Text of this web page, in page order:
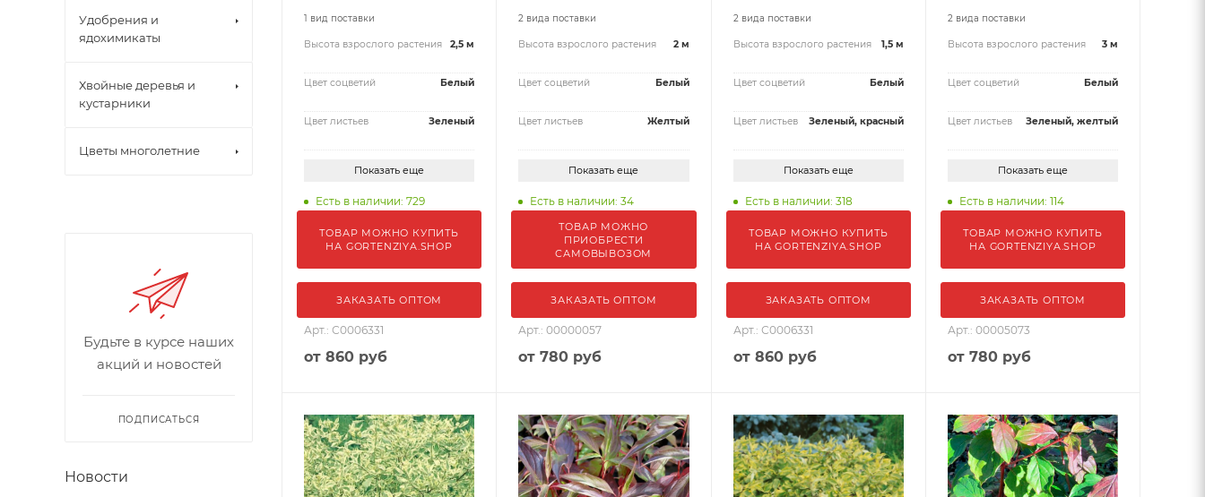
1 вид поставки
Высота взрослого растения 2,5 м
Цвет соцветий Белый
Цвет листьев Зеленый
Показать еще
Есть в наличии: 729
ТОВАР МОЖНО КУПИТЬ
НА GORTENZIYA.SHOP
ЗАКАЗАТЬ ОПТОМ
Арт.: С0006331
от 860 руб
2 вида поставки
Высота взрослого растения 2 м
Цвет соцветий Белый
Цвет листьев Желтый
Показать еще
Есть в наличии: 34
ТОВАР МОЖНО
ПРИОБРЕСТИ
САМОВЫВОЗОМ
ЗАКАЗАТЬ ОПТОМ
Арт.: 00000057
от780 руб
2 вида поставки
Высота взрослого растения 1,5 м
Цвет соцветий Белый
Цвет листьев Зеленый, красный
Показать еще
Есть в наличии: 318
ТОВАР МОЖНО КУПИТЬ
НА GORTENZIYA.SHOP
ЗАКАЗАТЬ ОПТОМ
Арт.: С0006331
от 860 руб
2 вида поставки
Высота взрослого растения 3 м
Цвет соцветий Белый
Цвет листьев Зеленый, желтый
Показать еще
Есть в наличии: 114
ТОВАР МОЖНО КУПИТЬ
НА GORTENZIYA.SHOP
ЗАКАЗАТЬ ОПТОМ
Арт.: 00005073
от 780 руб
Удобрения и
ядохимикаты
Хвойные деревья и
кустарники
Цветы многолетние
Будьте в курсе наших
акций и новостей
ПОДПИСАТЬСЯ
Новости